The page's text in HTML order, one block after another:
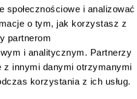
społecznościowe i analizować
o tym, jak korzystasz z
partnerom
i analitycznym. Partnerzy
z innymi danymi otrzymanymi
korzystania z ich usług.